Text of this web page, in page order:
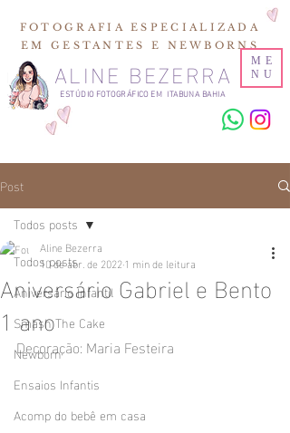
ESTÚDIO FOTOGRÁFICO EM ITABUNA BAHIA
ALINE BEZERRA
FOTOGRAFIA ESPECIALIZADA
EM GESTANTES E NEWBORNS
ME
NU
Post
Todos posts
Aniversário Infantil
Smash The Cake
Newborn
Ensaios Infantis
Acomp do bebê em casa
Todos posts
Aniversário Gabriel e Bento
1 ano
Aline Bezerra
10 de abr. de 20221 min de leitura
Decoração: Maria Festeira